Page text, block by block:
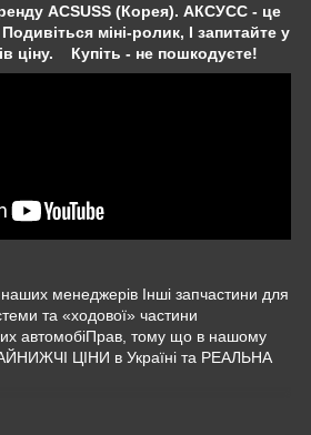
ACSUSS (Корея). АКСУСС - це
міні-ролик, І запитайте у
ціну. Купіть - не пошкодуєте!
менеджерів Інші запчастини для
та «ходової» частини
автомобіПрав, тому що в нашому
ЦІНИ в Україні та РЕАЛЬНА